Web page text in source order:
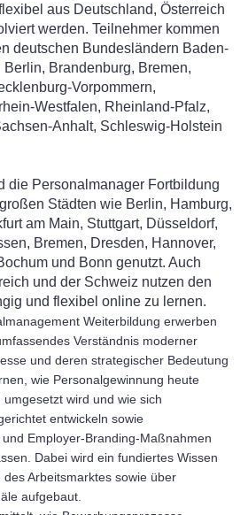
aus Deutschland, Österreich
werden. Teilnehmer kommen
deutschen Bundesländern Baden-
Brandenburg, Bremen,
Vorpommern,
Westfalen, Rheinland-Pfalz,
Anhalt, Schleswig-Holstein
die Personalmanager Fortbildung
Städten wie Berlin, Hamburg,
am Main, Stuttgart, Düsseldorf,
Bremen, Dresden, Hannover,
und Bonn genutzt. Auch
und der Schweiz nutzen den
und flexibel online zu lernen.
Weiterbildung erwerben
Verständnis moderner
und deren strategischer Bedeutung
wie Personalgewinnung heute
wird und wie sich
entwickeln sowie
Employer-Branding-Maßnahmen
Dabei wird ein fundiertes Wissen
Arbeitsmarktes sowie über
aufgebaut.